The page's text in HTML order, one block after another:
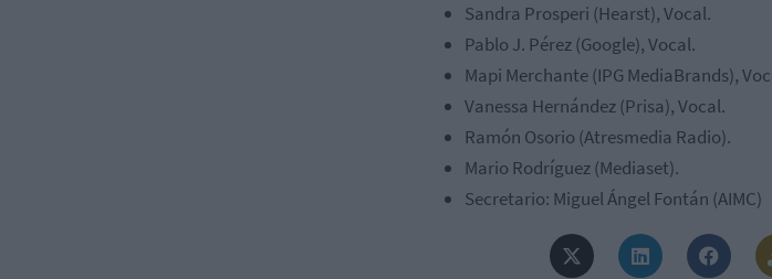
Sandra Prosperi (Hearst),Vocal.
Pablo J. Pérez (Google),Vocal.
Mapi Merchante (IPG MediaBrands),
Vanessa Hernández (Prisa),Vocal.
Ramón Osorio (Atresmedia Radio).
Mario Rodríguez(Mediaset).
Secretario: Miguel Ángel Fontán (AIMC)